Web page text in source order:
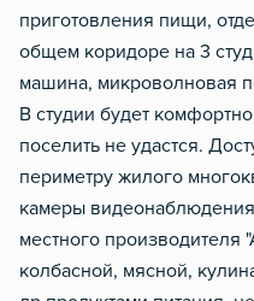
приготовления пищи,
общем коридоре на 3
машина, микроволновая
В студии будет
поселить не удастся.
периметру жилого
камеры
местного производителя
колбасной, мясной,